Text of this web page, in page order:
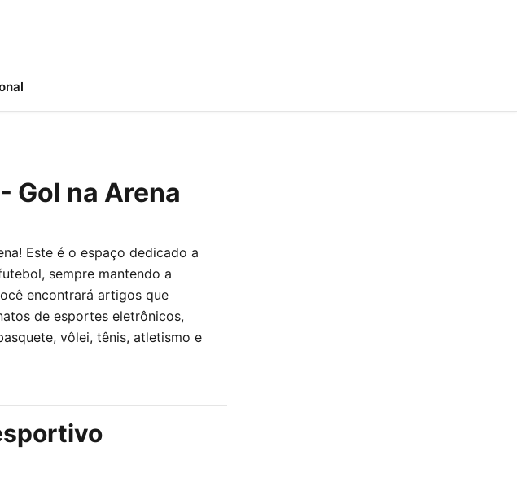
Gol na Arena
Este é o espaço dedicado a
sempre mantendo a
encontrará artigos que
de esportes eletrônicos,
vôlei, tênis, atletismo e